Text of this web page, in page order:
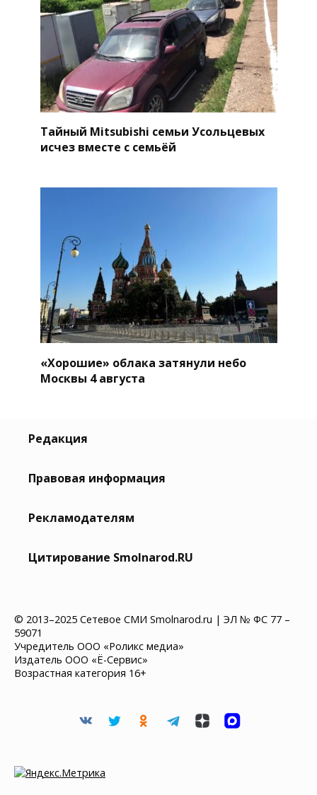
Тайный Mitsubishi семьи Усольцевых
исчез вместе с семьёй
«Хорошие» облака затянули небо
Москвы 4 августа
Редакция
Правовая информация
Рекламодателям
Цитирование Smolnarod.RU
© 2013–2025 Сетевое СМИ Smolnarod.ru | ЭЛ № ФС 77 –
59071
Учредитель ООО «Роликс медиа»
Издатель ООО «Ё-Сервис»
Возрастная категория 16+